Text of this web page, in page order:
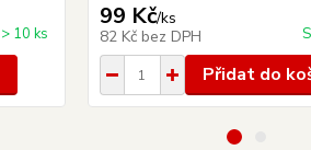
10 ks
99 Kč/ks
82 Kč bez DPH
Přidat do